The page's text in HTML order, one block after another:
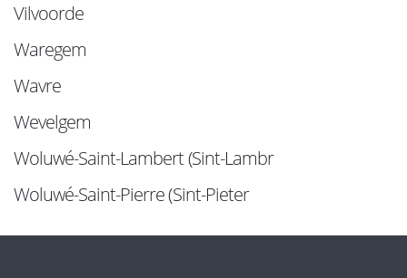
Vilvoorde
Waregem
Wavre
Wevelgem
Woluwé-Saint-Lambert (Sint-Lambr
Woluwé-Saint-Pierre (Sint-Pieter